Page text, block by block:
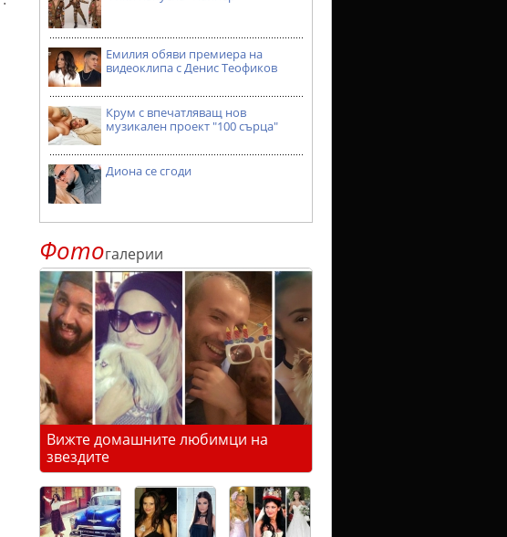
Емилия обяви премиера на
видеоклипа с Денис Теофиков
Крум с впечатляващ нов
музикален проект "100 сърца"
Диона се сгоди
Фотогалерии
Вижте домашните любимци на
звездите